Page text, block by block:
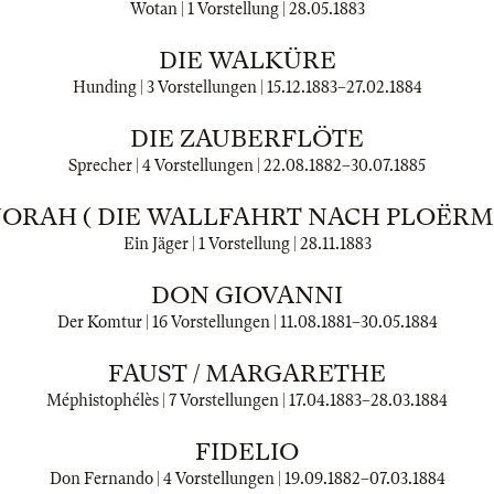
Wotan | 1 Vorstellung | 28.05.1883
DIE WALKÜRE
Hunding | 3 Vorstellungen | 15.12.1883–27.02.1884
DIE ZAUBERFLÖTE
Sprecher | 4 Vorstellungen | 22.08.1882–30.07.1885
( DIE WALLFAHRT NACH
Ein Jäger | 1 Vorstellung | 28.11.1883
DON GIOVANNI
Der Komtur | 16 Vorstellungen | 11.08.1881–30.05.1884
FAUST / MARGARETHE
Méphistophélès | 7 Vorstellungen | 17.04.1883–28.03.1884
FIDELIO
Don Fernando | 4 Vorstellungen | 19.09.1882–07.03.1884